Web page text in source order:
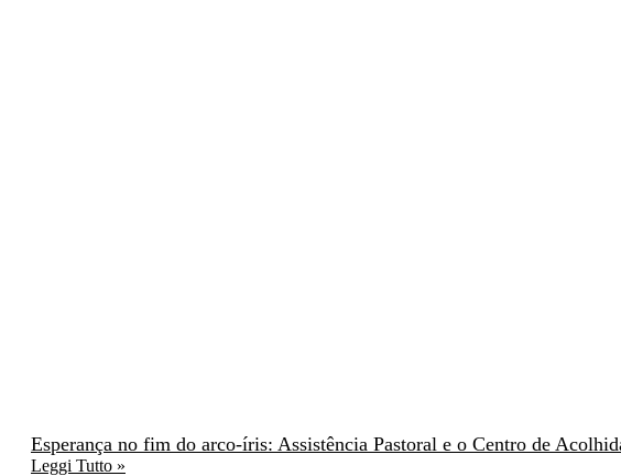
Esperança no fim do arco-íris: Assistência Pastoral e o Centro de
Leggi Tutto »